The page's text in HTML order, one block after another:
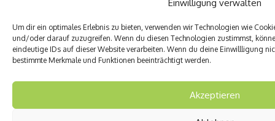
Einwilligung verwalten
Um dir ein optimales Erlebnis zu bieten, verwenden wir Technologien wie
und/oder darauf zuzugreifen. Wenn du diesen Technologien zustimmst,
eindeutige IDs auf dieser Website verarbeiten. Wenn du deine Einwillligung
bestimmte Merkmale und Funktionen beeinträchtigt werden.
Akzeptieren
und verschiedene Formen
Welches Ashwagandha sollte ich kaufen?